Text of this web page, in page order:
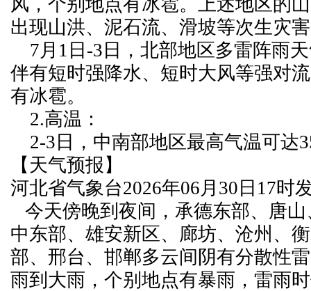
风，个别地点有冰雹。上述地区的
出现山洪、泥石流、滑坡等次生灾
7月1日-3日，北部地区多雷阵雨
伴有短时强降水、短时大风等强对
有冰雹。
2.高温：
2-3日，中南部地区最高气温可达
【天气预报】
河北省气象台2026年06月30日17时
今天傍晚到夜间，承德东部、唐
中东部、雄安新区、廊坊、沧州、
部、邢台、邯郸多云间阴有分散性
雨到大雨，个别地点有暴雨，雷雨